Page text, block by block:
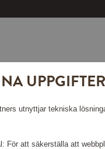
3-
UPPGIFTER
utnyttjar tekniska
För att säkerställa att